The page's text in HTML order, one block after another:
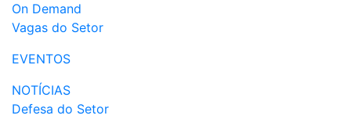
On Demand
Vagas do Setor
EVENTOS
NOTÍCIAS
Defesa do Setor